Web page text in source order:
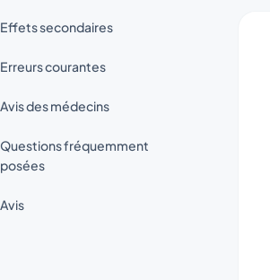
Effets secondaires
Erreurs courantes
Avis des médecins
Questions fréquemment
posées
Avis